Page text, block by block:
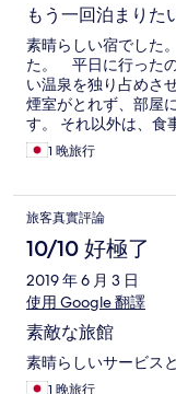
もう一回泊まりた
素晴らしい宿でした
た。 平日に行った
い温泉を独り占めさ
煙室がとれず、部屋
す。 それ以外は、食
りません。
1 晚旅行
旅客真實評論
10/10 好極了
2019 年 6 月 3 日
使用 Google 翻譯
素敵な旅館
素晴らしいサービス
1 晚旅行